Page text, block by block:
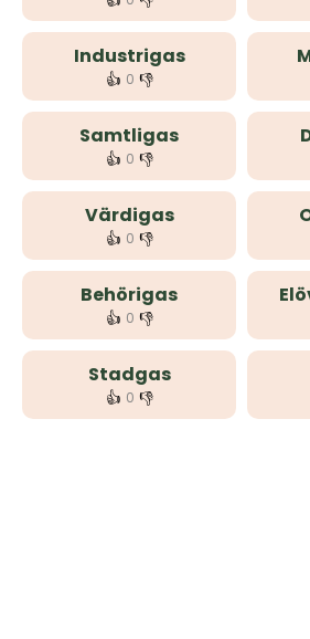
Industrigas
👍 0 👎
Samtligas
👍 0 👎
Värdigas
👍 0 👎
Behörigas
👍 0 👎
Stadgas
👍 0 👎